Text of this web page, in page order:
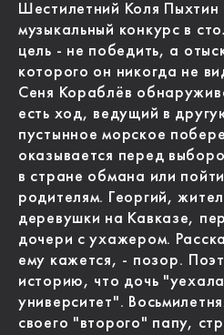
Шестилетний Коля Пыхтин
музыкальный конкурс в
цель - не победить, а
которого он никогда не
Сеня Кораблёв
есть ход, ведущий в
пустынное морское
оказывается перед
в стране обмана или
родителям. Георгий,
деревушки на Кавказе,
дочери с ухажером.
ему кажется, - позор.
историю, что дочь "уехала
университет".
своего "второго" папу,